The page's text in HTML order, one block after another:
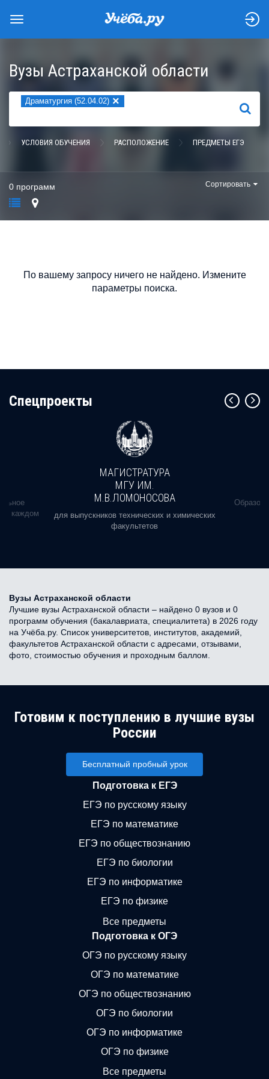
Вузы Астраханской области
Драматургия (52.04.02) ×
НАЙТИ
УСЛОВИЯ ОБУЧЕНИЯ РАСПОЛОЖЕНИЕ ПРЕДМЕТЫ ЕГЭ
0 программ Сортировать
По вашему запросу ничего не найдено. Измените
параметры поиска.
Cпецпроекты
в каждом
МАГИСТРАТУРА
МГУ ИМ.
М.В.ЛОМОНОСОВА
для выпускников технических и химических
факультетов
Вузы Астраханской области
Лучшие вузы Астраханской области – найдено 0 вузов и 0
программ обучения (бакалавриата, специалитета) в 2026 году
на Учёба.ру. Список университетов, институтов, академий,
факультетов Астраханской области с адресами, отзывами,
фото, стоимостью обучения и проходным баллом.
Готовим к поступлению в лучшие вузы
России
Бесплатный пробный урок
Подготовка к ЕГЭ
ЕГЭ по русскому языку
ЕГЭ по математике
ЕГЭ по обществознанию
ЕГЭ по биологии
ЕГЭ по информатике
ЕГЭ по физике
Все предметы
Подготовка к ОГЭ
ОГЭ по русскому языку
ОГЭ по математике
ОГЭ по обществознанию
ОГЭ по биологии
ОГЭ по информатике
ОГЭ по физике
Все предметы